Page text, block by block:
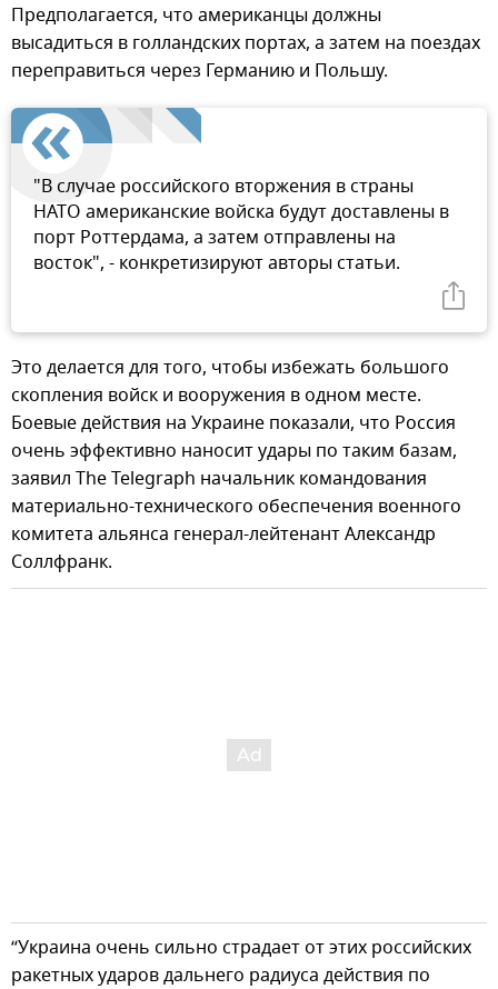
Предполагается, что американцы должны
высадиться в голландских портах, а затем на поездах
переправиться через Германию и Польшу.
"В случае российского вторжения в страны
НАТО американские войска будут доставлены в
порт Роттердама, а затем отправлены на
восток", - конкретизируют авторы статьи.
Это делается для того, чтобы избежать большого
скопления войск и вооружения в одном месте.
Боевые действия на Украине показали, что Россия
очень эффективно наносит удары по таким базам,
заявил The Telegraph начальник командования
материально-технического обеспечения военного
комитета альянса генерал-лейтенант Александр
Соллфранк.
“Украина очень сильно страдает от этих российских
ракетных ударов дальнего радиуса действия по